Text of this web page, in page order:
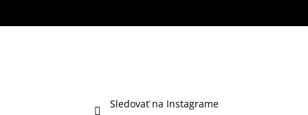
Sledovať na Instagrame